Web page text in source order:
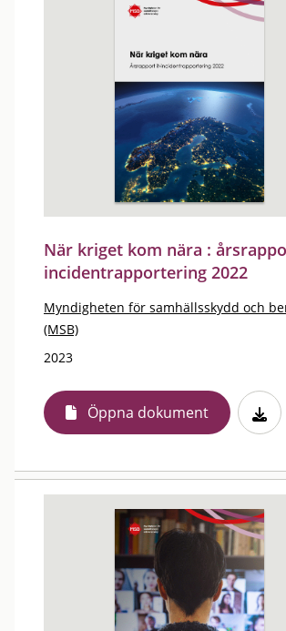
När kriget kom nära :
incidentrapportering 2022
Myndigheten för samhällsskydd och
(MSB)
2023
Öppna dokument